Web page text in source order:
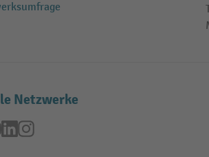
Netzwerke
YouTubeLinkedInInstagram